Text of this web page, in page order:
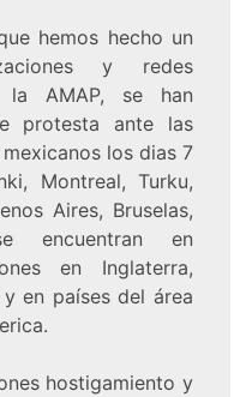
hemos hecho un
y redes
la AMAP, se han
protesta ante las
los dias 7
Montreal, Turku,
Aires, Bruselas,
encuentran en
en Inglaterra,
en países del área
hostigamiento y